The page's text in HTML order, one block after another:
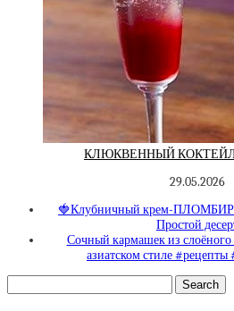
КЛЮКВЕННЫЙ
29.05.2026
🍓Клубничный крем-ПЛОМБИР
Простой
Сочный кармашек из
азиатском стиле